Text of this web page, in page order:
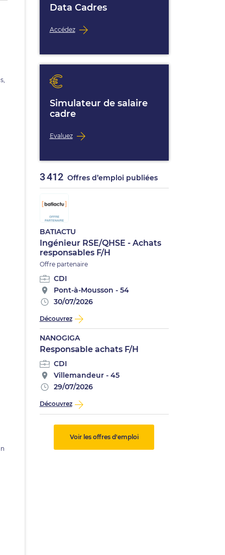
Data Cadres
Accédez
Simulateur de salaire
cadre
Evaluez
3 412 Offres d’emploi publiées
BATIACTU
Ingénieur RSE/QHSE - Achats
responsables F/H
Offre partenaire
CDI
Pont-à-Mousson - 54
30/07/2026
Découvrez
NANOGIGA
Responsable achats F/H
CDI
Villemandeur - 45
29/07/2026
Découvrez
Voir les offres d'emploi